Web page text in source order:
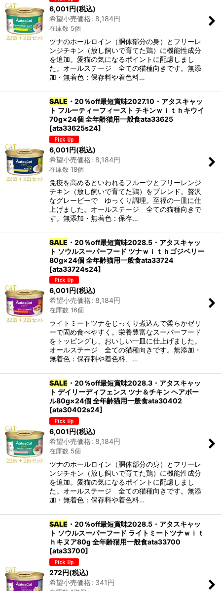
6,001円(税込)
希望小売価格: 8,184円
在庫数 5個
ツナのホールロイン（胴体部分の身）とフリーレ
ンジチキン（放し飼いで育てた鶏）に機能性成分
を追加。愛猫の気になるポイントに配慮しまし
た。オールステージ 全ての猫種向きです。無添
加・無着色：保存料や着色料…
SALE ・20％off最短賞味2027.10・アタスキャッ
ト フルーティーフィースト チキンｗｉｔｈキウイ
70g×24個 全年齢猫用一般食ata33625
[ata33625s24]
6,001円(税込)
希望小売価格: 8,184円
在庫数 18個
免疫を高めるといわれるフルーツとフリーレンジ
チキン（放し飼いで育てた鶏）をブレンド。贅沢
なグレービーで ゆっくり調理。至福の一皿に仕
上げました。オールステージ 全ての猫種向きで
す。無添加・無着色：保存…
SALE ・20％off最短賞味2028.5・アタスキャッ
ト ソウルスーパーフード ツナｗｉｔｈゴジベリー
80g×24個 全年齢猫用一般食ata33724
[ata33724s24]
6,001円(税込)
希望小売価格: 8,184円
在庫数 16個
ライトミートツナをじっくり煮込んで柔らかゼリ
ーで固め食べやすく。栄養豊富なスーパーフード
をトッピングし、おいしい一皿に仕上げました。
オールステージ 全ての猫種向きです。無添加・
無着色：保存料や着色料、…
SALE ・20％off最短賞味2028.3・アタスキャッ
ト デイリーディフェンス ツナ＆チキン ヘアボー
ル80g×24個 全年齢猫用一般食ata30402
[ata30402s24]
6,001円(税込)
希望小売価格: 8,184円
在庫数 5個
ツナのホールロイン（胴体部分の身）とフリーレ
ンジチキン（放し飼いで育てた鶏）に機能性成分
を追加。愛猫の気になるポイントに配慮しまし
た。オールステージ 全ての猫種向きです。無添
加・無着色：保存料や着色料…
SALE ・20％off最短賞味2028.5・アタスキャッ
ト ソウルスーパーフード ライトミートツナｗｉｔ
ｈキヌア80g 全年齢猫用一般食ata33700
[ata33700]
272円(税込)
希望小売価格: 341円